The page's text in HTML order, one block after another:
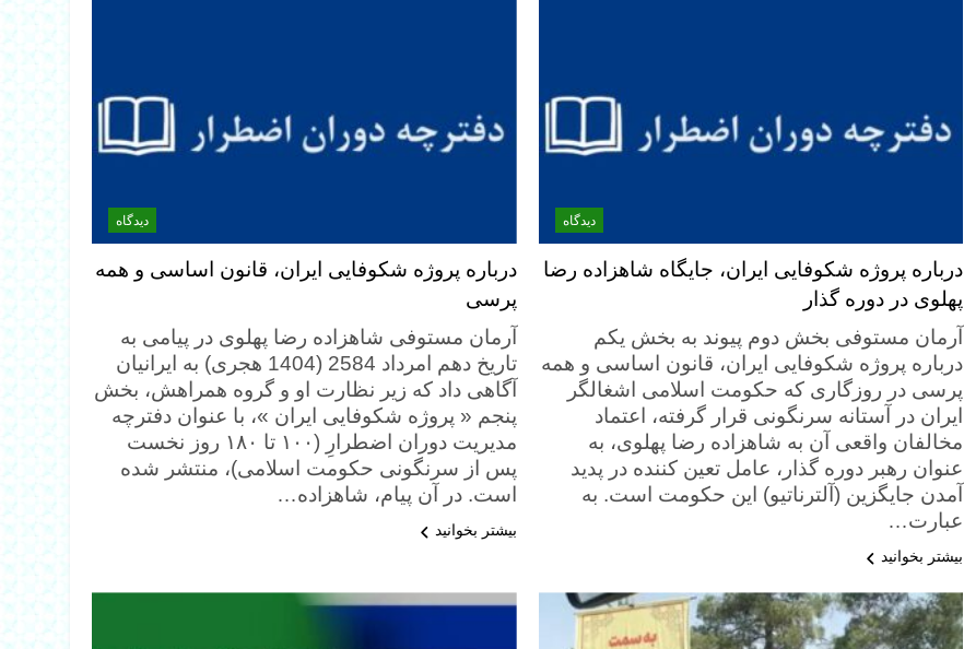
دیدگاه
درباره پروژه شکوفایی ایران، جایگاه شاهزاده رضا
پهلوی در دوره گذار
آرمان مستوفی بخش دوم پیوند به بخش یکم
درباره پروژه شکوفایی ایران، قانون اساسی و همه
پرسی در روزگاری که حکومت اسلامی اشغالگر
ایران در آستانه سرنگونی قرار گرفته، اعتماد
مخالفان واقعی آن به شاهزاده رضا پهلوی، به
عنوان رهبر دوره گذار، عامل تعین کننده در پدید
آمدن جایگزین (آلترناتیو) این حکومت است. به
عبارت…
بیشتر بخوانید
دیدگاه
درباره پروژه شکوفایی ایران، قانون اساسی و همه
پرسی
آرمان مستوفی شاهزاده رضا پهلوی در پیامی به
تاریخ دهم امرداد 2584 (1404 هجری) به ایرانیان
آگاهی داد که زیر نظارت او و گروه همراهش، بخش
پنجم « پروژه شکوفایی ایران »، با عنوان دفترچه
مدیریت دوران اضطرارِ (۱۰۰ تا ۱۸۰ روز نخست
پس از سرنگونی حکومت اسلامی)، منتشر شده
است. در آن پیام، شاهزاده…
بیشتر بخوانید